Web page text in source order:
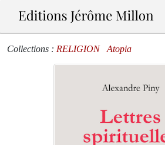
Collections : RELIGION Atopia